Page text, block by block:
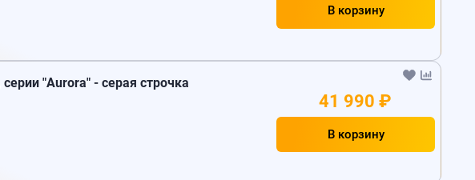
В корзину
"Aurora" - серая строчка
41 990 ₽
В корзину